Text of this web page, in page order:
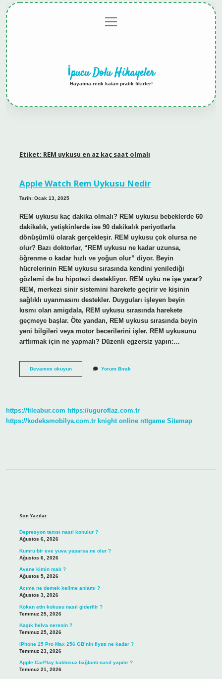
menüyü
aç
İpucu Dolu Hikayeler
Hayatına renk katan pratik fikirler!
Etiket: REM uykusu en az kaç saat olmalı
Apple Watch Rem Uykusu Nedir
Tarih: Ocak 13, 2025
REM uykusu kaç dakika olmalı? REM uykusu bebeklerde 60
dakikalık, yetişkinlerde ise 90 dakikalık periyotlarla
dönüşümlü olarak gerçekleşir. REM uykusu çok olursa ne
olur? Bazı doktorlar, “REM uykusu ne kadar uzunsa,
öğrenme o kadar hızlı ve yoğun olur” diyor. Beyin
hücrelerinin REM uykusu sırasında kendini yenilediği
gözlemi de bu hipotezi destekliyor. REM uyku ne işe yarar?
REM, merkezi sinir sistemini harekete geçirir ve kişinin
sağlıklı uyanmasını destekler. Duyguları işleyen beyin
kısmı olan amigdala, REM uykusu sırasında harekete
geçmeye başlar. Öte yandan, REM uykusu sırasında beyin
yeni bilgileri veya motor becerilerini işler. REM uykusunu
arttırmak için ne yapmalı? Düzenli egzersiz yapın:…
Devamını okuyunApple
Yorum Bırak
https://fileabur.com https://uguroflaz.com.tr
https://kodeksmobilya.com.tr knight online nttgame Sitemap
Son Yazılar
Depresyon tanısı nasıl konulur ?
Ağustos 6, 2026
Kumru bir eve yuva yaparsa ne olur ?
Ağustos 6, 2026
Avene kimin malı ?
Ağustos 5, 2026
Acıma ne demek kelime anlamı ?
Ağustos 3, 2026
Kokan etin kokusu nasıl giderilir ?
Temmuz 25, 2026
Kaşık helva nerenin ?
Temmuz 25, 2026
iPhone 15 Pro Max 256 GB’nin fiyatı ne kadar ?
Temmuz 23, 2026
Apple CarPlay kablosuz bağlantı nasıl yapılır ?
Temmuz 21, 2026